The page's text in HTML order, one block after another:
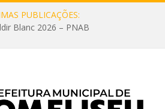
PUBLICAÇÕES:
Blanc 2026 – PNAB